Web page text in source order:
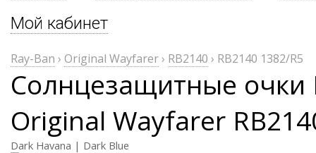
Мой кабинет
Ray-Ban › Original Wayfarer› RB2140 › RB2140 1382/R5
Солнцезащитные очки
Original Wayfarer
Dark Havana | Dark Blue